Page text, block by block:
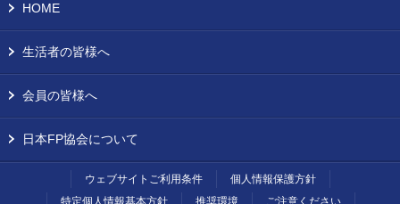
HOME
生活者の皆様へ
会員の皆様へ
日本FP協会について
ウェブサイトご利用条件
個人情報保護方針